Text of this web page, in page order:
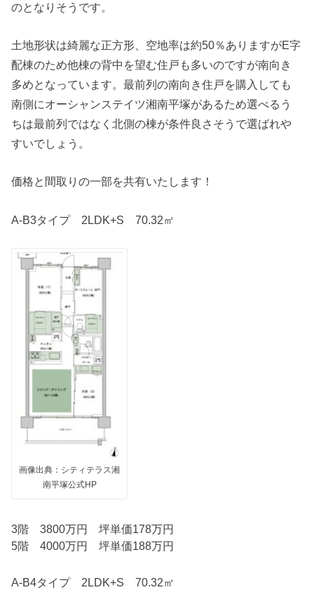
のとなりそうです。
土地形状は綺麗な正方形、空地率は約50％ありますがE字
配棟のため他棟の背中を望む住戸も多いのですが南向き
多めとなっています。最前列の南向き住戸を購入しても
南側にオーシャンステイツ湘南平塚があるため選べるう
ちは最前列ではなく北側の棟が条件良さそうで選ばれや
すいでしょう。
価格と間取りの一部を共有いたします！
A-B3タイプ 2LDK+S 70.32㎡
画像出典：シティテラス湘
南平塚公式HP
3階 3800万円 坪単価178万円
5階 4000万円 坪単価188万円
A-B4タイプ 2LDK+S 70.32㎡